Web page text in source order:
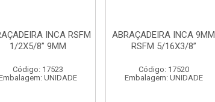
INCA RSFM
1/2X5/8” 9MM
Código: 17523
UNIDADE
ABRAÇADEIRA INCA 9MM
RSFM 5/16X3/8”
Código: 17520
Embalagem: UNIDADE